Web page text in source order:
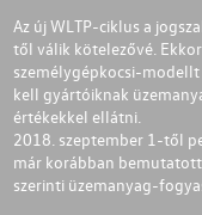
Az új WLTP-ciklus a
től válik kötelezővé.
személygépkocsi-
kell gyártóiknak
értékekkel ellátni.
2018. szeptember 1-től
már korábban
szerinti üzemanyag-